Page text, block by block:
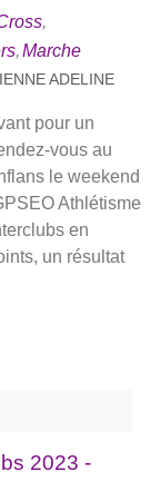
Marche
ADELINE
pour un
vous au
le weekend
Athlétisme
en
un résultat
2023 -